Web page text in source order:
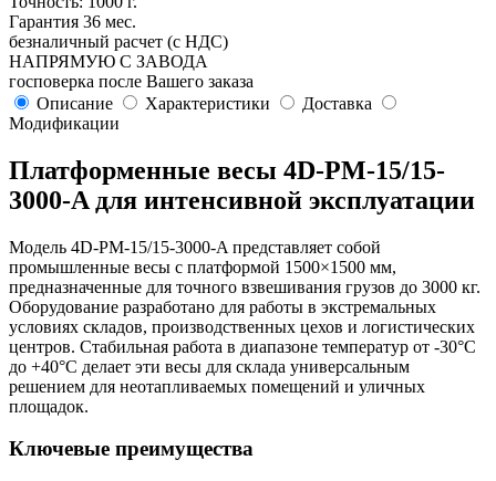
Гарантия 36 мес.
безналичный расчет (с НДС)
НАПРЯМУЮ С ЗАВОДА
госповерка после Вашего заказа
Описание
Характеристики
Доставка
Модификации
Платформенные весы 4D-PM-15/15-
3000-A для интенсивной эксплуатации
Модель 4D-PM-15/15-3000-A представляет собой
промышленные весы с платформой 1500×1500 мм,
предназначенные для точного взвешивания грузов до 3000 кг.
Оборудование разработано для работы в экстремальных
условиях складов, производственных цехов и логистических
центров. Стабильная работа в диапазоне температур от -30°C
до +40°C делает эти весы для склада универсальным
решением для неотапливаемых помещений и уличных
площадок.
Ключевые преимущества